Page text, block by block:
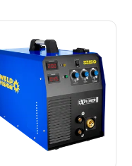
disponível (110 V, 220 V ou
se a máquina acompanha os
e eletrodos.
de solda, compare
o equipamento ideal para o
para todo o Brasil e